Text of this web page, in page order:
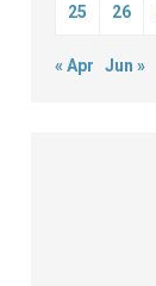
25 26
« Apr Jun »